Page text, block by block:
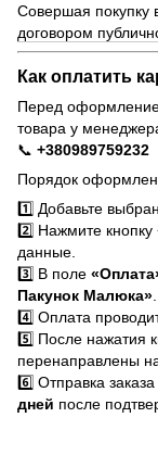
Совершая покупку
договором
Как оплатить
Перед
товара у
📞 +380989759232
Порядок
1️⃣ Добавьте
2️⃣ Нажмите кнопку
данные.
3️⃣ В поле
Пакунок Малюка»
4️⃣ Оплата
5️⃣ После нажатия
перенаправлены
6️⃣ Отправка
дней после